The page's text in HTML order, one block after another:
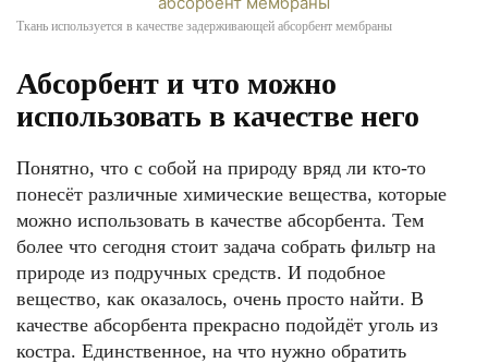
Ткань используется в качестве задерживающей абсорбент мембраны
Абсорбент и что можно
использовать в качестве него
Понятно, что с собой на природу вряд ли кто-то
понесёт различные химические вещества, которые
можно использовать в качестве абсорбента. Тем
более что сегодня стоит задача собрать фильтр на
природе из подручных средств. И подобное
вещество, как оказалось, очень просто найти. В
качестве абсорбента прекрасно подойдёт уголь из
костра. Единственное, на что нужно обратить